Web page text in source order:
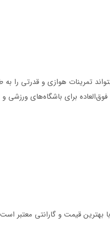
برای باشگاه‌های
قیمت و گارانتی معتبر